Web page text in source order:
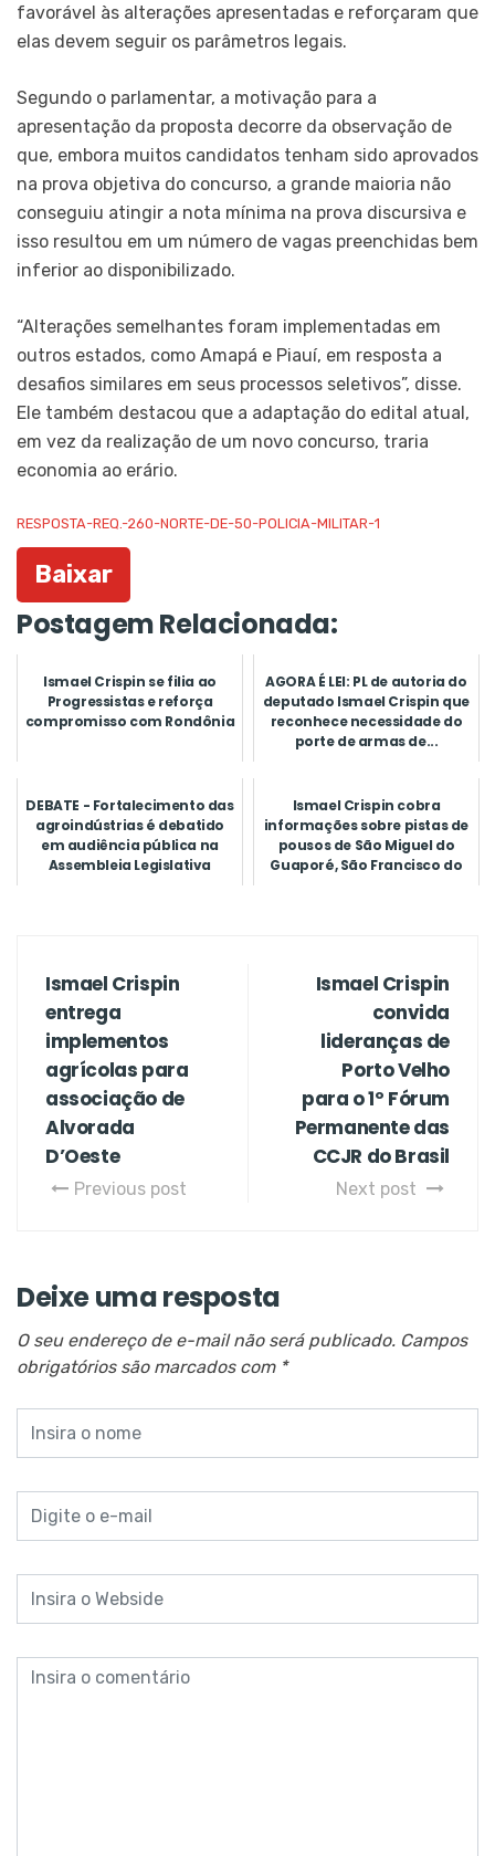
favorável às alterações apresentadas e reforçaram que
elas devem seguir os parâmetros legais.
Segundo o parlamentar, a motivação para a
apresentação da proposta decorre da observação de
que, embora muitos candidatos tenham sido aprovados
na prova objetiva do concurso, a grande maioria não
conseguiu atingir a nota mínima na prova discursiva e
isso resultou em um número de vagas preenchidas bem
inferior ao disponibilizado.
“Alterações semelhantes foram implementadas em
outros estados, como Amapá e Piauí, em resposta a
desafios similares em seus processos seletivos”, disse.
Ele também destacou que a adaptação do edital atual,
em vez da realização de um novo concurso, traria
economia ao erário.
RESPOSTA-REQ.-260-NORTE-DE-50-POLICIA-MILITAR-1
Baixar
Postagem Relacionada:
Ismael Crispin se filia ao
Progressistas e reforça
compromisso com Rondônia
AGORA É LEI: PL de autoria do
deputado Ismael Crispin que
reconhece necessidade do
porte de armas de...
DEBATE - Fortalecimento das
agroindústrias é debatido
em audiência pública na
Assembleia Legislativa
Ismael Crispin cobra
informações sobre pistas de
pousos de São Miguel do
Guaporé, São Francisco do
Ismael Crispin
entrega
implementos
agrícolas para
associação de
Alvorada
D’Oeste
Previous post
Ismael Crispin
convida
lideranças de
Porto Velho
para o 1º Fórum
Permanente das
CCJR do Brasil
Next post
Deixe uma resposta
O seu endereço de e-mail não será publicado. Campos
obrigatórios são marcados com *